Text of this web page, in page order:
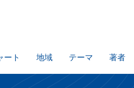
ト 地域 テーマ 著者